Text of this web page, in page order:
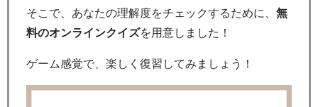
そこで、あなたの理解度をチェックするために、 無
料のオンラインクイズを用意しました！
ゲーム感覚で、楽しく復習してみましょう！